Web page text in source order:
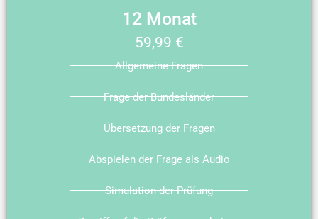
12 Monat
59,99 €
Allgemeine Fragen
Frage der Bundesländer
Übersetzung der Fragen
Abspielen der Frage als Audio
Simulation der Prüfung